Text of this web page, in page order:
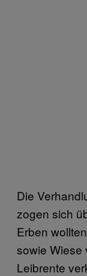
Die
zogen sich
Erben
sowie Wiese
Leibrente